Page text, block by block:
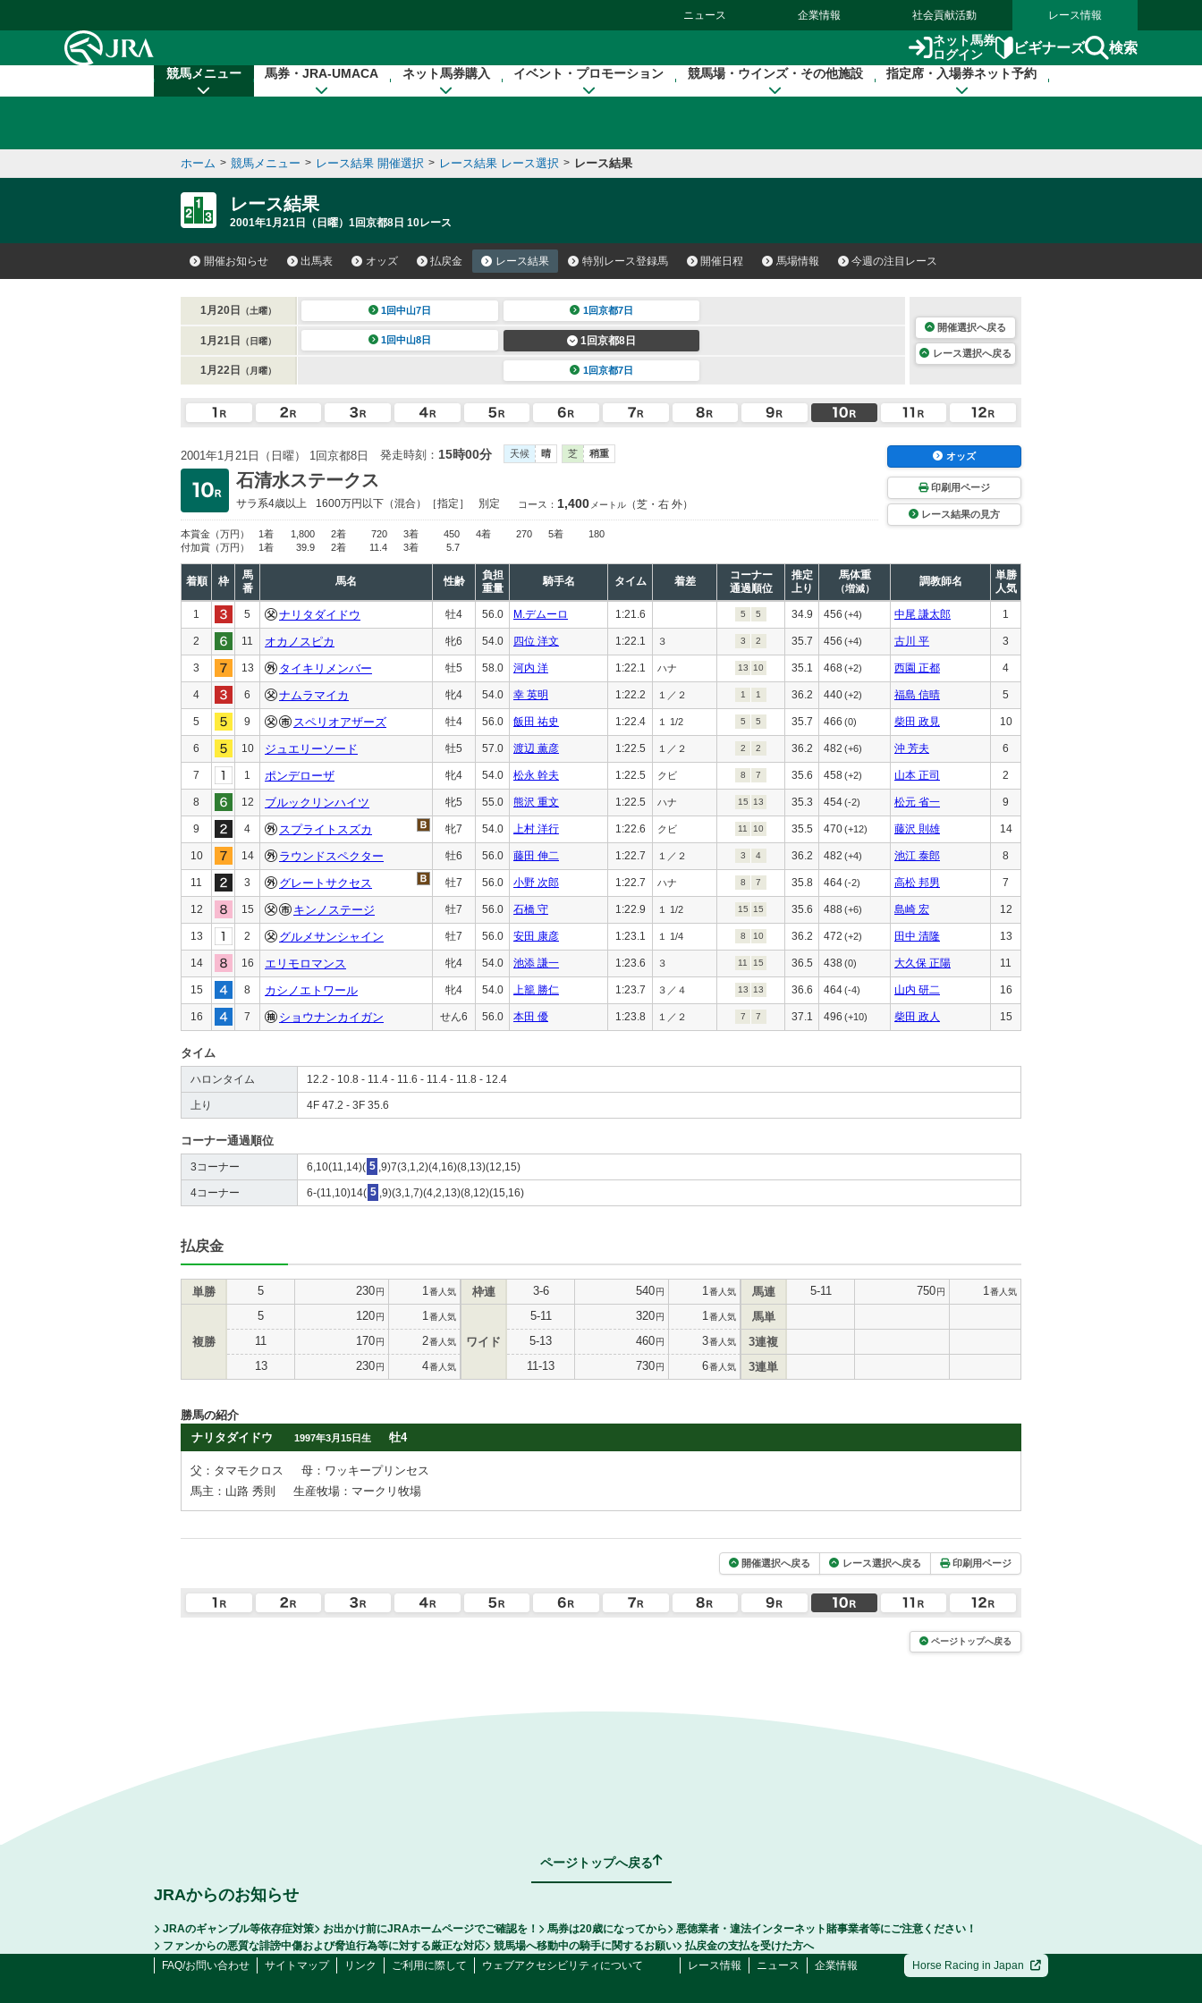
ニュース 企業情報 社会貢献活動 レース情報
ネット馬券
ログイン
ビギナーズ 検索
競馬メニュー 馬券・JRA-UMACA ネット馬券購入 イベント・プロモーション 競馬場・ウインズ・その他施設 指定席・入場券ネット予約
ホーム > 競馬メニュー > レース結果 開催選択 > レース結果 レース選択 > レース結果
レース結果
2001年1月21日（日曜）1回京都8日 10レース
開催お知らせ 出馬表 オッズ 払戻金 レース結果 特別レース登録馬 開催日程 馬場情報 今週の注目レース
1月20日 （土曜） 1回中山7日 1回京都7日
1月21日 （日曜） 1回中山8日 1回京都8日
1月22日 （月曜） 1回京都7日
開催選択へ戻る
レース選択へ戻る
2001年1月21日（日曜） 1回京都8日 発走時刻： 15時00分 天候 晴 芝 稍重
石清水ステークス
サラ系4歳以上 1600万円以下 （混合）［指定］ 別定 コース： 1,400 メートル （芝・右 外）
本賞金 （万円） 1着 1,800 2着 720 3着 450 4着 270 5着
180
付加賞 （万円） 1着 39.9 2着 11.4 3着 5.7
オッズ
印刷用ページ
レース結果の見方
着順 枠
馬
番
馬名 性齢
負担
重量
騎手名 タイム 着差
コーナー
通過順位
推定
上り
馬体重
（増減）
調教師名
単勝
人気
1 5 ナリタダイドウ 牡4 56.0 M.デムーロ 1:21.6 5 5 34.9 456 (+4) 中尾 謙太郎 1
2 11 オカノスピカ 牝6 54.0 四位 洋文 1:22.1 ３ 3 2 35.7 456 (+4) 古川 平 3
3 13 タイキリメンバー 牡5 58.0 河内 洋 1:22.1 ハナ 13 10 35.1 468(+2) 西園 正都 4
4 6 ナムラマイカ 牝4 54.0 幸 英明 1:22.2 １／２ 1 1 36.2 440(+2) 福島 信晴 5
5 9 スペリオアザーズ 牡4 56.0 飯田 祐史 1:22.4 １ 1/2 5 5 35.7 466 (0) 柴田 政見 10
6 10 ジュエリーソード 牡5 57.0 渡辺 薫彦 1:22.5 １／２ 2 2 36.2 482 (+6) 沖 芳夫 6
7 1 ポンデローザ 牝4 54.0 松永 幹夫 1:22.5 クビ 8 7 35.6 458(+2) 山本 正司 2
8 12 ブルックリンハイツ 牝5 55.0 熊沢 重文 1:22.5 ハナ 15 13 35.3 454(-2) 松元 省一 9
9 4 スプライトスズカ 牝7 54.0 上村 洋行 1:22.6 クビ 11 10 35.5 470(+12) 藤沢 則雄 14
10 14 ラウンドスペクター 牡6 56.0 藤田 伸二 1:22.7 １／２ 3 4 36.2 482 (+4) 池江 泰郎 8
11 3 グレートサクセス 牡7 56.0 小野 次郎 1:22.7 ハナ 8 7 35.8 464(-2) 高松 邦男 7
12 15 キンノステージ 牡7 56.0 石橋 守 1:22.9 １ 1/2 15 15 35.6 488 (+6) 島崎 宏 12
13 2 グルメサンシャイン 牡7 56.0 安田 康彦 1:23.1 １ 1/4 8 10 36.2 472 (+2) 田中 清隆 13
14 16 エリモロマンス 牝4 54.0 池添 謙一 1:23.6 ３ 11 15 36.5 438 (0) 大久保 正陽 11
15 8 カシノエトワール 牝4 54.0 上籠 勝仁 1:23.7 ３／４ 13 13 36.6 464(-4) 山内 研二 16
16 7 ショウナンカイガン せん6 56.0 本田 優 1:23.8 １／２ 7 7 37.1 496 (+10) 柴田 政人 15
タイム
ハロンタイム 12.2 - 10.8 - 11.4 - 11.6 - 11.4 - 11.8 - 12.4
上り 4F 47.2 - 3F 35.6
コーナー通過順位
3コーナー 6,10(11,14)( 5 ,9)7(3,1,2)(4,16)(8,13)(12,15)
4コーナー 6-(11,10)14( 5 ,9)(3,1,7)(4,2,13)(8,12)(15,16)
払戻金
単勝 5 230円 1 番人気
複勝
5 120円 1 番人気
11 170円 2番人気
13 230円 4番人気
枠連 3-6 540円 1 番人気
ワイド
5-11 320円 1 番人気
5-13 460円 3番人気
11-13 730円 6番人気
馬連 5-11 750円 1 番人気
馬単
3連複
3連単
勝馬の紹介
ナリタダイドウ
1997年3月15日生 牡4
父：タマモクロス
母：ワッキープリンセス
馬主：山路 秀則
生産牧場：マークリ牧場
開催選択へ戻る レース選択へ戻る 印刷用ページ
ページトップへ戻る
ページトップへ戻る
JRAからのお知らせ
JRAのギャンブル等依存症対策 お出かけ前にJRAホームページでご確認を！ 馬券は20歳になってから
悪徳業者・違法インターネット賭事業者等にご注意ください！
ファンからの悪質な誹謗中傷および脅迫行為等に対する厳正な対応
競馬場へ移動中の騎手に関するお願い
払戻金の支払を受けた方へ
FAQ/お問い合わせ
サイトマップ リンク ご利用に際して ウェブアクセシビリティについて レース情報 ニュース 企業情報 Horse Racing in Japan